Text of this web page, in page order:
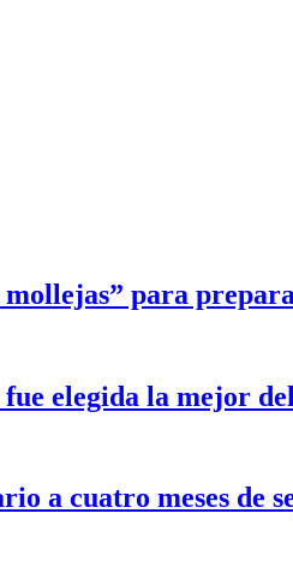
para
elegida la mejor
a cuatro meses de